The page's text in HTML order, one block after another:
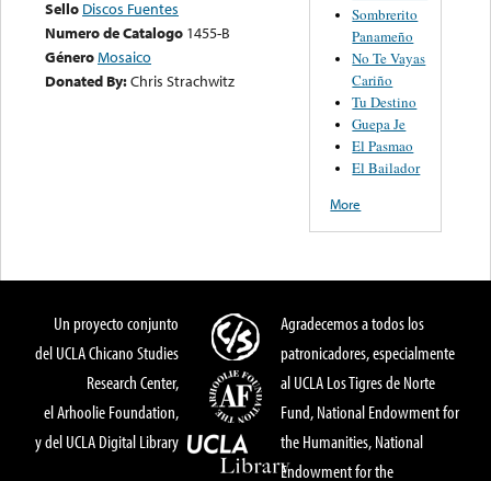
Sello Discos Fuentes
Numero de Catalogo 1455-B
GéneroMosaico
Donated By:Chris Strachwitz
Sombrerito
Panameño
No Te Vayas
Cariño
Tu Destino
Guepa Je
El Pasmao
El Bailador
More
Un proyecto conjunto
del UCLA Chicano Studies
Research Center,
el Arhoolie Foundation,
y del UCLA Digital Library
Agradecemos a todos los
patronicadores, especialmente
al UCLA Los Tigres de Norte
Fund, National Endowment for
the Humanities, National
Endowment for the